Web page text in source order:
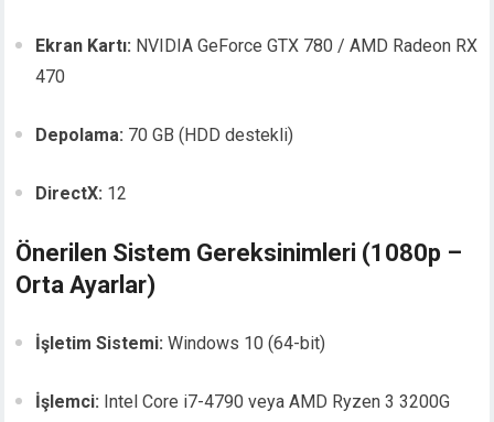
Ekran Kartı: NVIDIA GeForce GTX 780 / AMD Radeon RX
470
Depolama: 70 GB (HDD destekli)
DirectX: 12
Önerilen Sistem Gereksinimleri (1080p –
Orta Ayarlar)
İşletim Sistemi: Windows 10 (64-bit)
İşlemci: Intel Core i7-4790 veya AMD Ryzen 3 3200G